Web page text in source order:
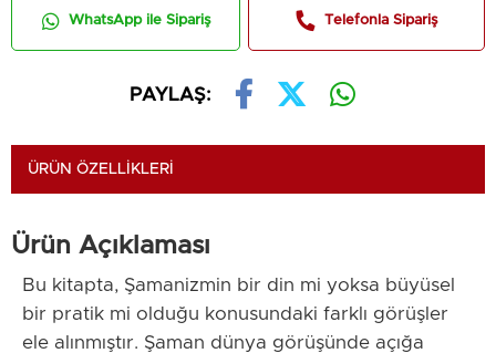
WhatsApp ile Sipariş Telefonla Sipariş
PAYLAŞ:
ÜRÜN ÖZELLIKLERI
Ürün Açıklaması
Bu kitapta, Şamanizmin bir din mi yoksa büyüsel
bir pratik mi olduğu konusundaki farklı görüşler
ele alınmıştır. Şaman dünya görüşünde açığa